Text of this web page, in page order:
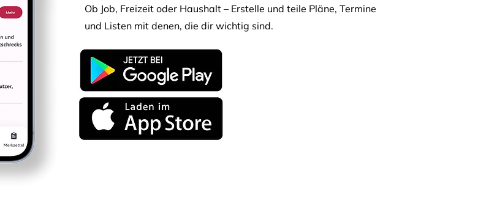
Ob Job, Freizeit oder Haushalt – Erstelle und teile Pläne, Termine
und Listen mit denen, die dir wichtig sind.